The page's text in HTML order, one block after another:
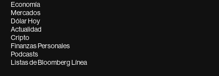
Economía
Mercados
Dólar Hoy
Actualidad
Cripto
Finanzas Personales
Podcasts
Listas de Bloomberg Línea